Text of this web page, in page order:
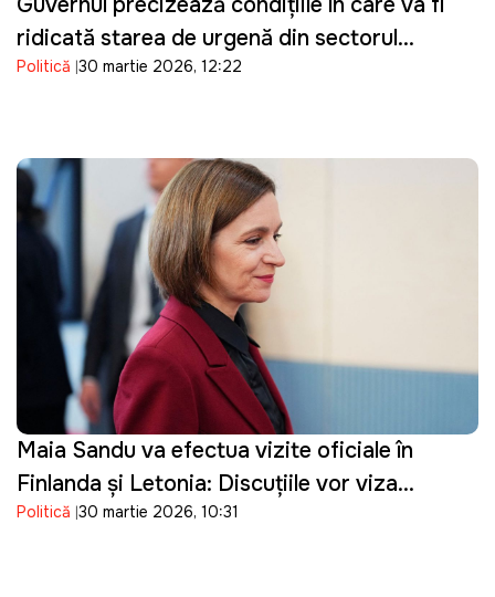
ridicată starea de urgență din sectorul
energetic
Politică 30 martie 2026, 12:22
Maia Sandu va efectua vizite oficiale în
Finlanda și Letonia: Discuțiile vor viza
parcursul european al Republicii Moldova
Politică 30 martie 2026, 10:31